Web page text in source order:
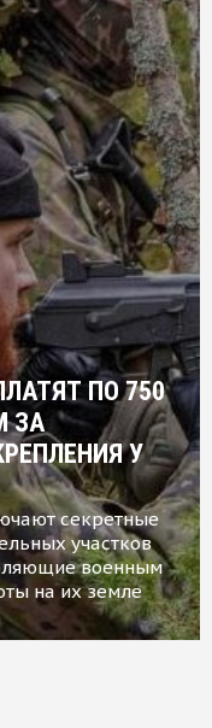
ПО 750
ЗА
У
секретные
участков
военным
на их земле